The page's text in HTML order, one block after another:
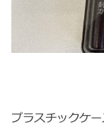
プラスチックケ